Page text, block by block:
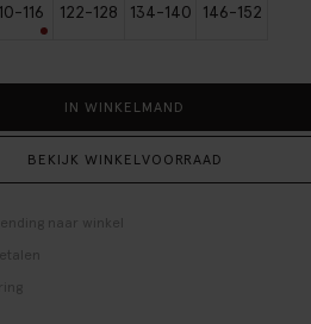
116 122-128 134-140 146-152
IN WINKELMAND
BEKIJK WINKELVOORRAAD
naar winkel